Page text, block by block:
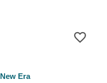
New Era